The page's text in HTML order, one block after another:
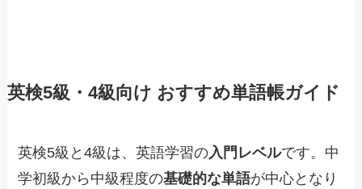
英検5級・4級向け おすすめ単語帳ガイド
英検5級と4級は、英語学習の入門レベルです。中
学初級から中級程度の基礎的な単語が中心となり